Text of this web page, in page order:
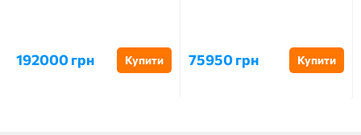
192000 грн Купити 75950 грн Купити